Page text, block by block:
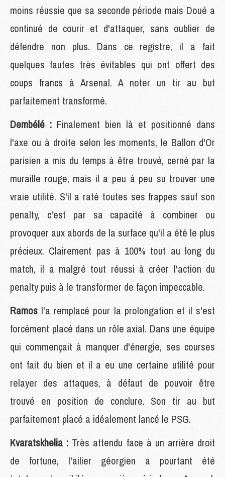
moins réussie que sa seconde période mais Doué a
continué de courir et d'attaquer, sans oublier de
défendre non plus. Dans ce registre, il a fait
quelques fautes très évitables qui ont offert des
coups francs à Arsenal. A noter un tir au but
parfaitement transformé.
Dembélé : Finalement bien là et positionné dans
l'axe ou à droite selon les moments, le Ballon d'Or
parisien a mis du temps à être trouvé, cerné par la
muraille rouge, mais il a peu à peu su trouver une
vraie utilité. S'il a raté toutes ses frappes sauf son
penalty, c'est par sa capacité à combiner ou
provoquer aux abords de la surface qu'il a été le plus
précieux. Clairement pas à 100% tout au long du
match, il a malgré tout réussi à créer l'action du
penalty puis à le transformer de façon impeccable.
Ramos l'a remplacé pour la prolongation et il s'est
forcément placé dans un rôle axial. Dans une équipe
qui commençait à manquer d'énergie, ses courses
ont fait du bien et il a eu une certaine utilité pour
relayer des attaques, à défaut de pouvoir être
trouvé en position de conclure. Son tir au but
parfaitement placé a idéalement lancé le PSG.
Kvaratskhelia : Très attendu face à un arrière droit
de fortune, l'ailier géorgien a pourtant été